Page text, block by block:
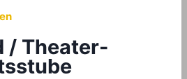
/ Theater-